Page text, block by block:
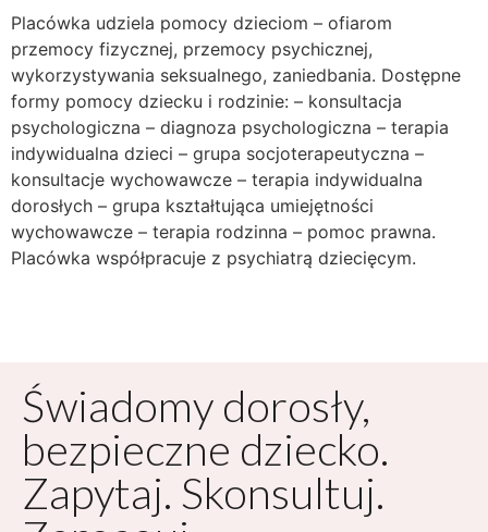
Placówka udziela pomocy dzieciom – ofiarom
przemocy fizycznej, przemocy psychicznej,
wykorzystywania seksualnego, zaniedbania. Dostępne
formy pomocy dziecku i rodzinie: – konsultacja
psychologiczna – diagnoza psychologiczna – terapia
indywidualna dzieci – grupa socjoterapeutyczna –
konsultacje wychowawcze – terapia indywidualna
dorosłych – grupa kształtująca umiejętności
wychowawcze – terapia rodzinna – pomoc prawna.
Placówka współpracuje z psychiatrą dziecięcym.
Świadomy dorosły,
bezpieczne dziecko.
Zapytaj. Skonsultuj.